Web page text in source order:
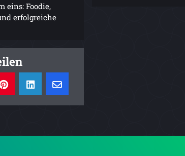
eins: Foodie,
erfolgreiche